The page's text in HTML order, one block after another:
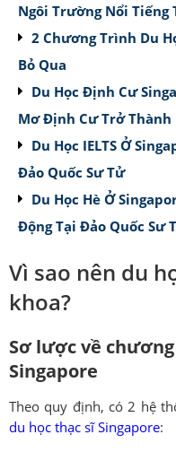
Ngôi Trường Nổi Tiếng
2 Chương Trình Du
Bỏ Qua
Du Học Định Cư
Mơ Định Cư Trở Thành
Du Học IELTS Ở
Đảo Quốc Sư Tử
Du Học Hè Ở
Động Tại Đảo Quốc Sư
Vì sao nên du
khoa?
Sơ lược về
Singapore
Theo quy định, có 2 hệ
du học thạc sĩ Singapore: